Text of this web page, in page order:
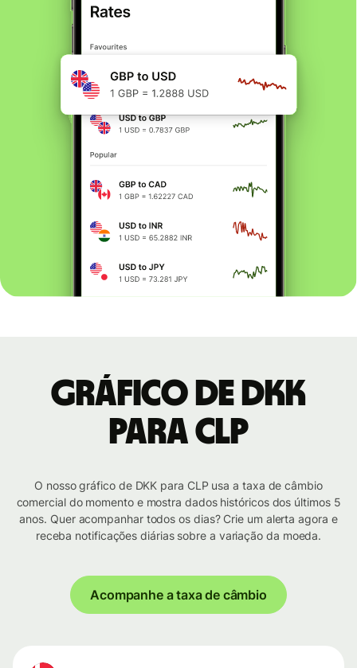
Gráfico de DKK
para CLP
O nosso gráfico de DKK para CLP usa a taxa de câmbio
comercial do momento e mostra dados históricos dos últimos 5
anos. Quer acompanhar todos os dias? Crie um alerta agora e
receba notificações diárias sobre a variação da moeda.
Acompanhe a taxa de câmbio